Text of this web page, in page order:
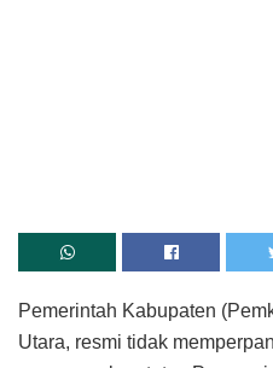
Pemerintah Kabupaten
Utara, resmi tidak